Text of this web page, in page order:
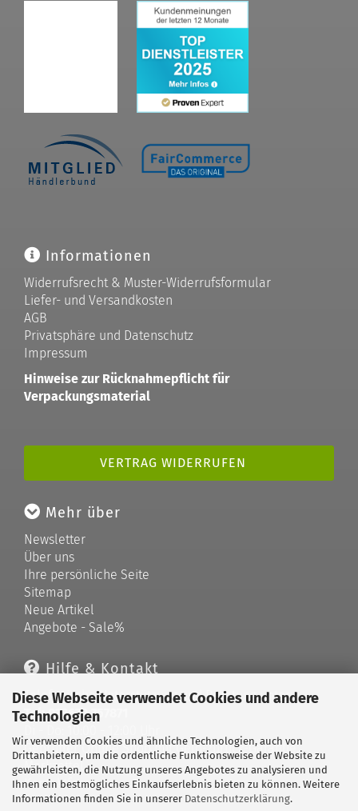
Diese Webseite verwendet Cookies und andere
Technologien
Wir verwenden Cookies und ähnliche Technologien, auch von
Drittanbietern, um die ordentliche Funktionsweise der Website zu
gewährleisten, die Nutzung unseres Angebotes zu analysieren und
Ihnen ein bestmögliches Einkaufserlebnis bieten zu können. Weitere
Informationen finden Sie in unserer Datenschutzerklärung.
Informationen
Widerrufsrecht & Muster-Widerrufsformular
Liefer- und Versandkosten
AGB
Privatsphäre und Datenschutz
Impressum
Hinweise zur Rücknahmepflicht für
Verpackungsmaterial
VERTRAG WIDERRUFEN
Mehr über
Newsletter
Über uns
Ihre persönliche Seite
Sitemap
Neue Artikel
Angebote - Sale%
Hilfe & Kontakt
Telefonische Unterstützung und Beratung unter:
Tel: 033679 757871
Geprüfter Online Shop mit Geld-zurück-Garantie.
Merkzettel
Kontaktformular